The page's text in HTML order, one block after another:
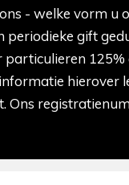
- welke vorm u
periodieke gift
particulieren
hierover
Ons